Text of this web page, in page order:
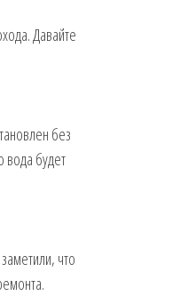
Давайте
без
вода будет
что